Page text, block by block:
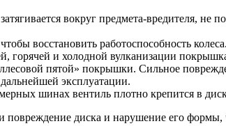
вокруг предмета-вредителя, не
восстановить работоспособность колеса.
и холодной вулканизации
пятой» покрышки. Сильное
эксплуатации.
шинах вентиль плотно крепится в диск
диска и нарушение его формы,